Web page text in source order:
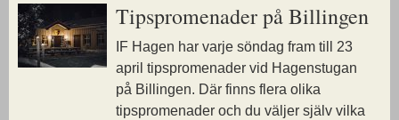
Tipspromenader på Billingen
IF Hagen har varje söndag fram till 23
april tipspromenader vid Hagenstugan
på Billingen. Där finns flera olika
tipspromenader och du väljer själv vilka